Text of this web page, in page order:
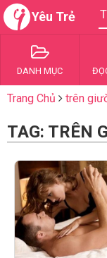
Yêu Trẻ
DANH MỤC
Trang Chủ trên
TAG: TRÊN